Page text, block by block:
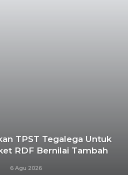
TPST Tegalega Untuk
RDF Bernilai Tambah
6 Agu 2026